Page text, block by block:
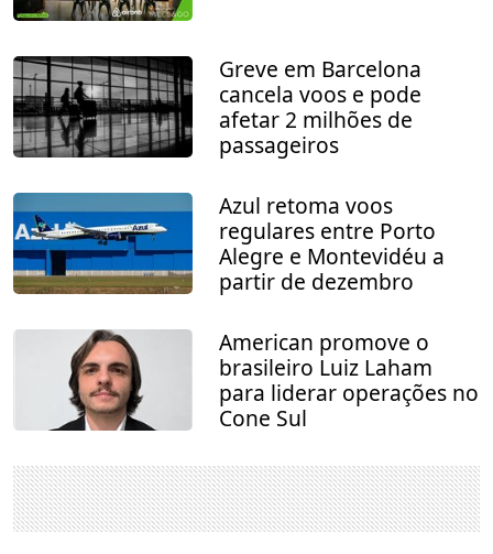
Greve em Barcelona
cancela voos e pode
afetar 2 milhões de
passageiros
Azul retoma voos
regulares entre Porto
Alegre e Montevidéu a
partir de dezembro
American promove o
brasileiro Luiz Laham
para liderar operações no
Cone Sul